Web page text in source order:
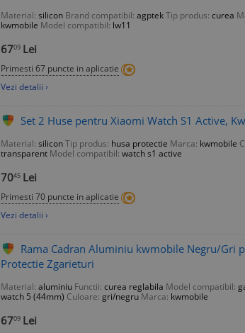
Material: silicon Brand compatibil: agptekTip produs: curea
kwmobile Model compatibil: lw11
6709 Lei
Primesti 67 puncte in aplicatie
Vezi detalii ›
Set 2 Huse pentru Xiaomi Watch S1 Active,
Material: siliconTip produs: husa protectie Marca: kwmobile
transparent Model compatibil: watch s1 active
7045 Lei
Primesti 70 puncte in aplicatie
Vezi detalii ›
Rama Cadran Aluminiu kwmobile Negru/Gri
Protectie Zgarieturi
Material: aluminiu Functii: curea reglabila Model compatibil:
watch 5 (44mm) Culoare: gri/negru Marca: kwmobile
6709 Lei